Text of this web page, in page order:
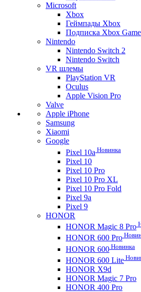
Microsoft
Xbox
Геймпады Xbox
Подписка Xbox Game
Nintendo
Nintendo Switch 2
Nintendo Switch
VR шлемы
PlayStation VR
Oculus
Apple Vision Pro
Valve
Apple iPhone
Samsung
Xiaomi
Google
Pixel 10a Новинка
Pixel 10
Pixel 10 Pro
Pixel 10 Pro XL
Pixel 10 Pro Fold
Pixel 9a
Pixel 9
HONOR
HONOR Magic 8 Pro
HONOR 600 Pro
HONOR 600 Новинка
HONOR 600 Lite
HONOR X9d
HONOR Magic 7 Pro
HONOR 400 Pro